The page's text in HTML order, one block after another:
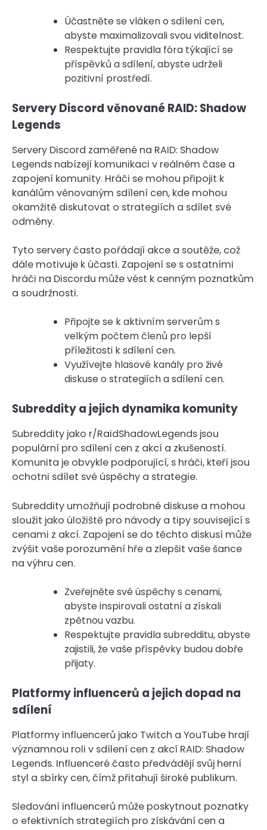
Účastněte se vláken o sdílení cen,
abyste maximalizovali svou viditelnost.
Respektujte pravidla fóra týkající se
příspěvků a sdílení, abyste udrželi
pozitivní prostředí.
Servery Discord věnované RAID: Shadow
Legends
Servery Discord zaměřené na RAID: Shadow
Legends nabízejí komunikaci v reálném čase a
zapojení komunity. Hráči se mohou připojit k
kanálům věnovaným sdílení cen, kde mohou
okamžitě diskutovat o strategiích a sdílet své
odměny.
Tyto servery často pořádají akce a soutěže, což
dále motivuje k účasti. Zapojení se s ostatními
hráči na Discordu může vést k cenným poznatkům
a soudržnosti.
Připojte se k aktivním serverům s
velkým počtem členů pro lepší
příležitosti k sdílení cen.
Využívejte hlasové kanály pro živé
diskuse o strategiích a sdílení cen.
Subreddity a jejich dynamika komunity
Subreddity jako r/RaidShadowLegends jsou
populární pro sdílení cen z akcí a zkušeností.
Komunita je obvykle podporující, s hráči, kteří jsou
ochotni sdílet své úspěchy a strategie.
Subreddity umožňují podrobné diskuse a mohou
sloužit jako úložiště pro návody a tipy související s
cenami z akcí. Zapojení se do těchto diskusí může
zvýšit vaše porozumění hře a zlepšit vaše šance
na výhru cen.
Zveřejněte své úspěchy s cenami,
abyste inspirovali ostatní a získali
zpětnou vazbu.
Respektujte pravidla subredditu, abyste
zajistili, že vaše příspěvky budou dobře
přijaty.
Platformy influencerů a jejich dopad na
sdílení
Platformy influencerů jako Twitch a YouTube hrají
významnou roli v sdílení cen z akcí RAID: Shadow
Legends. Influenceré často předvádějí svůj herní
styl a sbírky cen, čímž přitahují široké publikum.
Sledování influencerů může poskytnout poznatky
o efektivních strategiích pro získávání cen a